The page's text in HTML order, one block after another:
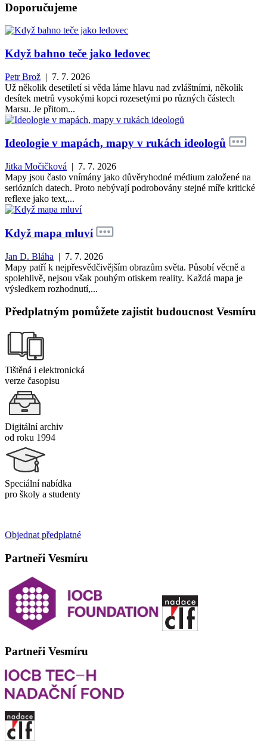
Doporučujeme
Když bahno teče jako ledovec
Petr Brož | 7. 7. 2026
Už několik desetiletí si věda láme hlavu nad zvláštními, několik
desítek metrů vysokými kopci rozesetými po různých částech
Marsu. Je přitom...
Ideologie v mapách, mapy v rukách ideologů
Jitka Močičková | 7. 7. 2026
Mapy jsou často vnímány jako důvěryhodné médium založené na
seriózních datech. Proto nebývají podrobovány stejné míře kritické
reflexe jako text,...
Když mapa mluví
Jan D. Bláha | 7. 7. 2026
Mapy patří k nejpřesvědčivějším obrazům světa. Působí věcně a
spolehlivě, nejsou však pouhým otiskem reality. Každá mapa je
výsledkem rozhodnutí,...
Předplatným pomůžete zajistit budoucnost Vesmíru
Tištěná i elektronická
verze časopisu
Digitální archiv
od roku 1994
Speciální nabídka
pro školy a studenty
Objednat předplatné
Partneři Vesmíru
Partneři Vesmíru